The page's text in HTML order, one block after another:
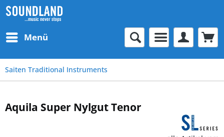
Menü
Saiten Traditional Instruments
Aquila Super Nylgut Tenor